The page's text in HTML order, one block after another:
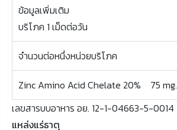
ข้อมูลเพิ่มเติม
บริโภค 1 เม็ดต่อวัน
จำนวนต่อหนึ่งหน่วยบริโภค
Zinc Amino Acid Chelate 20% 75 mg.
เลขสารบบอาหาร อย. 12-1-04663-5-0014
แหล่งแร่ธาตุ